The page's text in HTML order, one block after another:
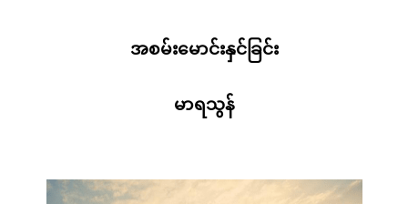
အစမ်းမောင်းနှင်ခြင်း
မာရသွန်